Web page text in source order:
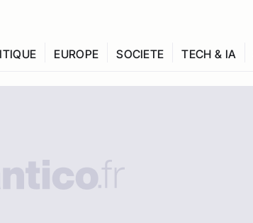
EUROPE SOCIETE TECH & IA